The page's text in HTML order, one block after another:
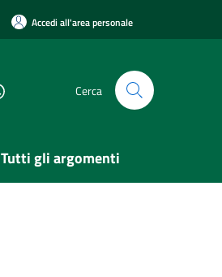
Accedi all'area personale
Cerca
Tutti gli argomenti